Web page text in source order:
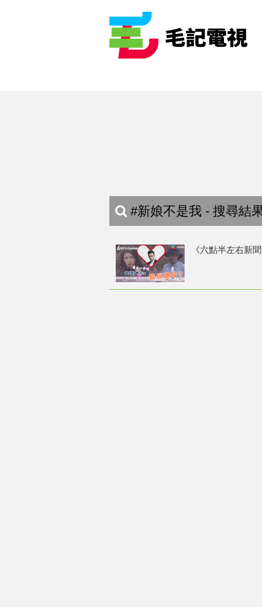
#新娘不是我 - 搜尋結
《六點半左右新